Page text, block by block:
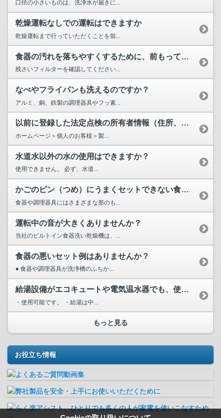
口径の小さいものは、洗浄水が届きに...
乾燥運転なしでの運転はできますか
乾燥運転まで行っていただくことを前...
食器の汚れを落ちやすくするために、前もってしたほうがいいことは？
残さいフィルターを確認してください...
なべやフライパンも洗えるのですか？
アルミ、銅、鉄製の調理器具やフッ素...
以前に登録した法定点検の所有者情報（住所、電話番号、メール...
ホームページ＞個人のお客様＞製...
水道水以外の水の使用はできますか？
使用できません。 必ず、水道...
かごのピン（つめ）にうまくセットできない食器はどうすればい...
食器や調理器具にはさまざまな形のも...
運転中の音が大きくありませんか？
当社のビルトイン食器洗い乾燥機は、...
食器の悪いセット例はありませんか？
● 食器や調理器具が洗浄槽のふちか...
給湯設備がエコキュートや電気温水器でも、使用できますか？
・使用可能です。 ・給湯は中...
もっと見る
お役立ち情報